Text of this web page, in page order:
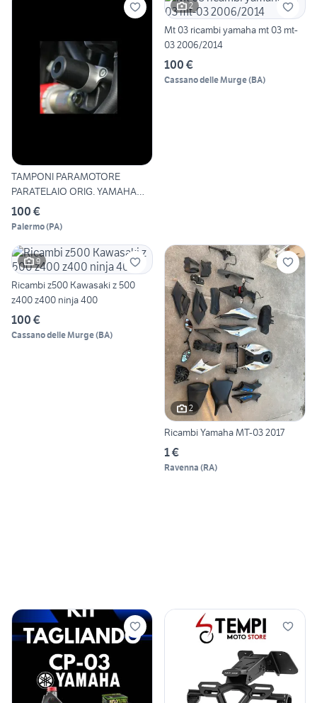
TAMPONI PARAMOTORE
PARATELAIO ORIG. YAMAHA
MT03 20
100 €
Palermo(PA)
2
Mt 03 ricambi yamaha mt 03 mt-
03 2006/2014
100 €
Cassano delle Murge(BA)
9
Ricambi z500 Kawasaki z 500
z400 z400 ninja 400
100 €
Cassano delle Murge(BA)
2
Ricambi Yamaha MT-03 2017
1 €
Ravenna (RA)